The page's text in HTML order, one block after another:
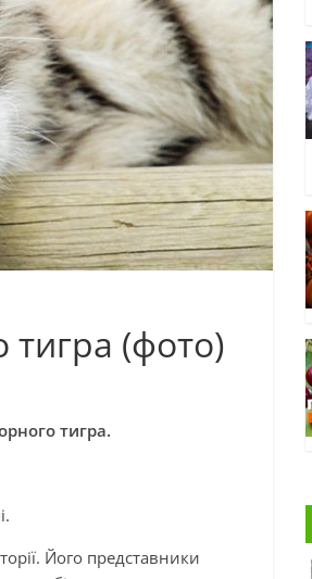
тигра (фото)
тигра.
Його представники